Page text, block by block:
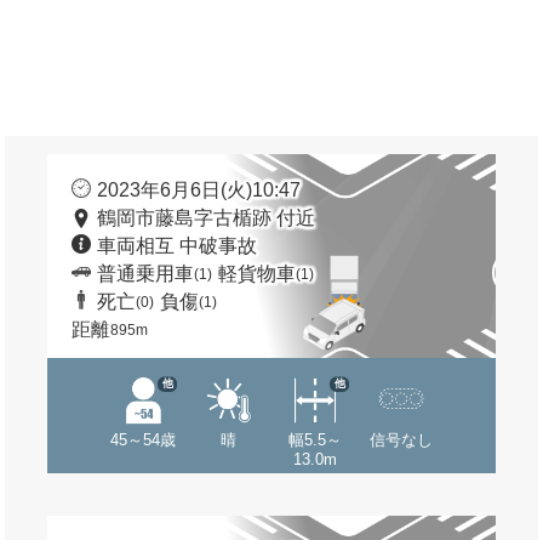
2023年6月6日(火)10:47
鶴岡市藤島字古楯跡 付近
車両相互 中破事故
普通乗用車(1) 軽貨物車(1)
死亡(0) 負傷(1)
距離895m
45～54歳
他
晴
幅5.5～
13.0m
他
信号なし